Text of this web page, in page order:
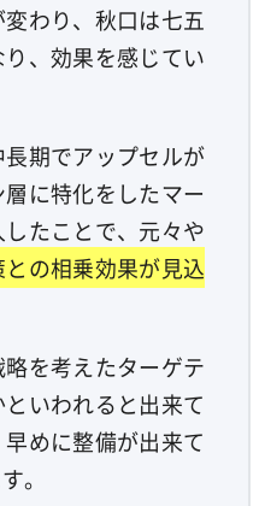
わり、秋口は七五
、効果を感じてい
期でアップセルが
に特化をしたマー
たことで、元々や
の相乗効果が見込
を考えたターゲテ
いわれると出来て
めに整備が出来て
。